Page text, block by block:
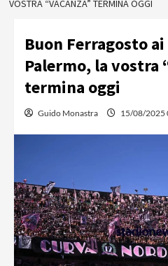
VOSTRA “VACANZA” TERMINA OGGI
Buon Ferragosto
Palermo, la vostra
termina oggi
Guido Monastra 15/08/2025